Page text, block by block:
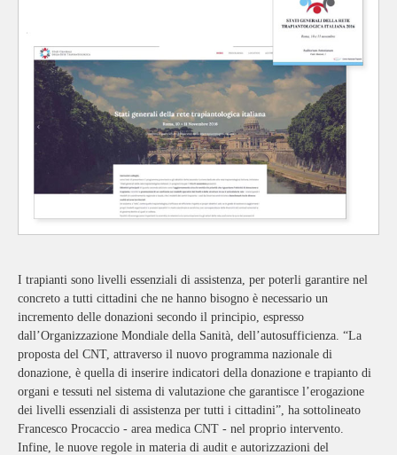
I trapianti sono livelli essenziali di assistenza, per poterli garantire nel
concreto a tutti cittadini che ne hanno bisogno è necessario un
incremento delle donazioni secondo il principio, espresso
dall’Organizzazione Mondiale della Sanità, dell’autosufficienza. “La
proposta del CNT, attraverso il nuovo programma nazionale di
donazione, è quella di inserire indicatori della donazione e trapianto di
organi e tessuti nel sistema di valutazione che garantisce l’erogazione
dei livelli essenziali di assistenza per tutti i cittadini”, ha sottolineato
Francesco Procaccio - area medica CNT - nel proprio intervento.
Infine, le nuove regole in materia di audit e autorizzazioni del